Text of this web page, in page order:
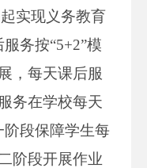
实现义务教育
务按“5+2”模
，每天课后服
务在学校每天
段保障学生每
阶段开展作业